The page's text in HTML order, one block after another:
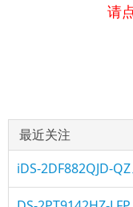
请
最近关注
iDS-2DF882QJD-QZ